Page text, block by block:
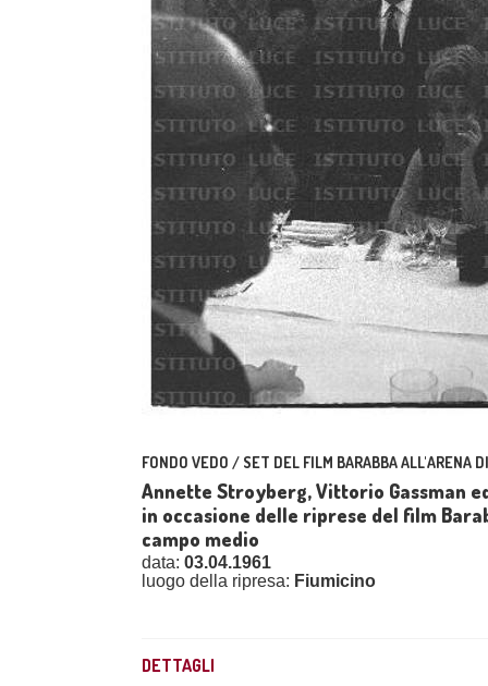
FONDO VEDO / SET DEL FILM BARABBA ALL'ARENA
Annette Stroyberg, Vittorio Gassman
in occasione delle riprese del film
campo medio
data: 03.04.1961
luogo della ripresa: Fiumicino
DETTAGLI